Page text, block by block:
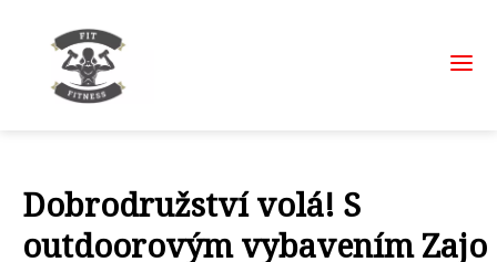
Dobrodružství volá! S
outdoorovým vybavením Zajo